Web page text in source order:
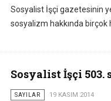
Sosyalist İşçi gazetesinin
sosyalizm hakkında birçok
Sosyalist İşçi 503.
SAYILAR 19 KASIM 2014